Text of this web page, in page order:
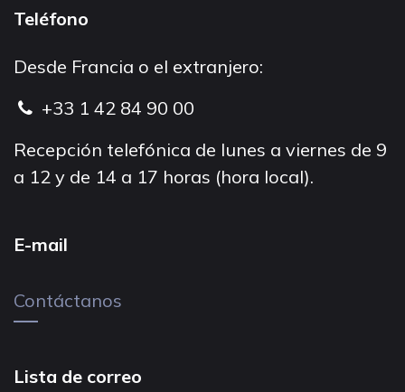
Teléfono
Desde Francia o el extranjero:
+33 1 42 84 90 00
Recepción telefónica de lunes a viernes de 9
a 12 y de 14 a 17 horas (hora local).
E-mail
Contáctanos
Lista de correo